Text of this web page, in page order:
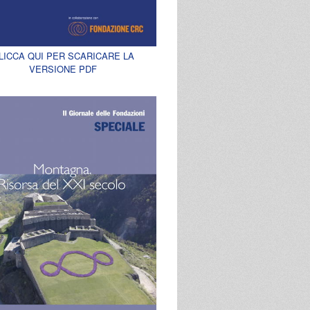
QUI PER SCARICARE LA
VERSIONE PDF